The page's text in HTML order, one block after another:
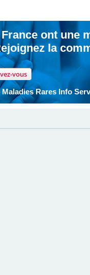
ont une
la
vous
Rares Info